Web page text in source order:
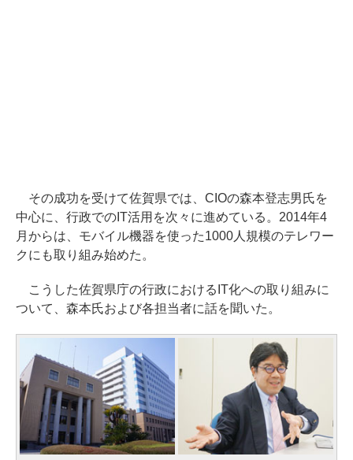
その成功を受けて佐賀県では、CIOの森本登志男氏を
中心に、行政でのIT活用を次々に進めている。2014年4
月からは、モバイル機器を使った1000人規模のテレワー
クにも取り組み始めた。
こうした佐賀県庁の行政におけるIT化への取り組みに
ついて、森本氏および各担当者に話を聞いた。